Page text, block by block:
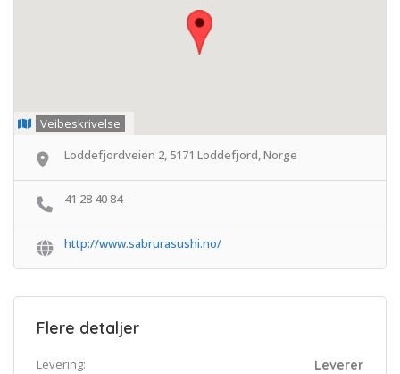
Veibeskrivelse
Loddefjordveien 2, 5171 Loddefjord, Norge
41 28 40 84
http://www.sabrurasushi.no/
Flere detaljer
Levering: Leverer